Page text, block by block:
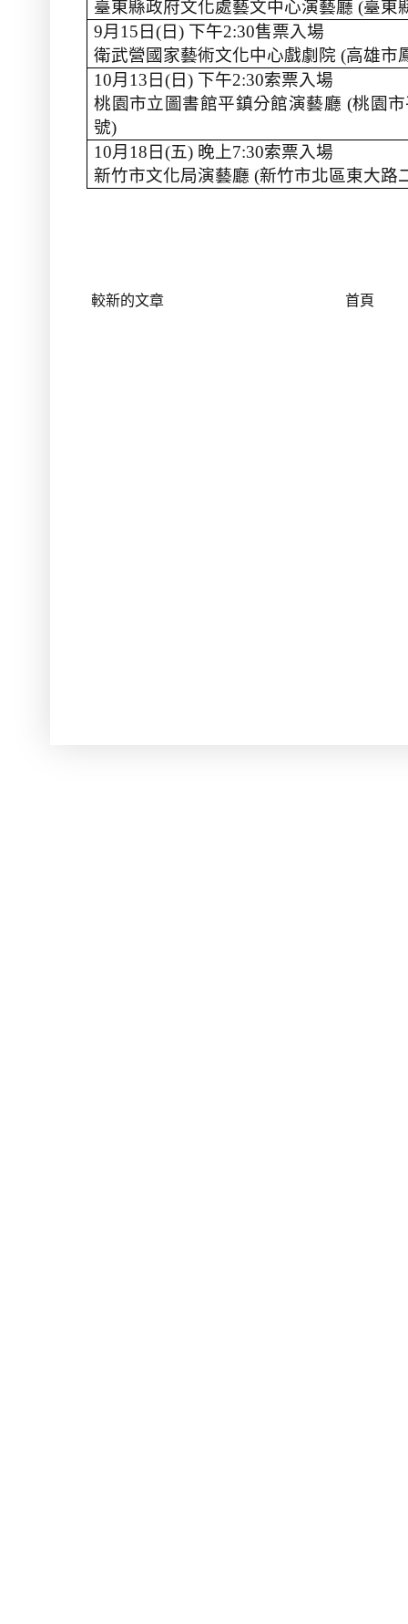
臺東縣政府文化處藝文中心演藝廳 (臺東
9月 15日(日) 下午2:30售票入場
衛武營國家藝術文化中心戲劇院 (高雄市
10月 13日(日) 下午2:30索票入場
桃園市立圖書館平鎮分館演藝廳 (桃園
號)
10月 18日(五) 晚上7:30索票入場
新竹市文化局演藝廳 (新竹市北區東大路
較新的文章 首頁